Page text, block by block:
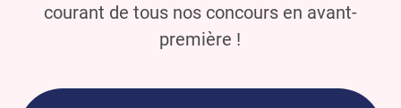
courant de tous nos concours en avant-
première !